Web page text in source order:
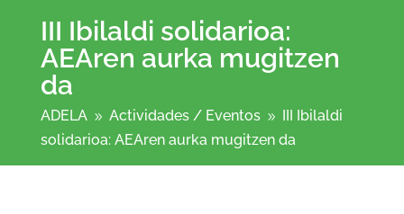
III Ibilaldi solidarioa:
AEAren aurka mugitzen
da
ADELA 9 Actividades /Eventos 9 III Ibilaldi
solidarioa: AEAren aurka mugitzen da